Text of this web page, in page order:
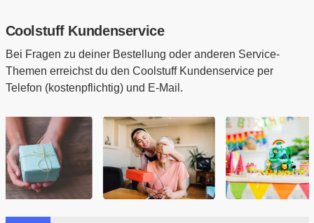
Coolstuff Kundenservice
Bei Fragen zu deiner Bestellung oder anderen Service-
Themen erreichst du den Coolstuff Kundenservice per
Telefon (kostenpflichtig) und E-Mail.